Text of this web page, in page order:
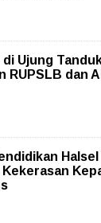
di Ujung
RUPSLB dan
Kekerasan